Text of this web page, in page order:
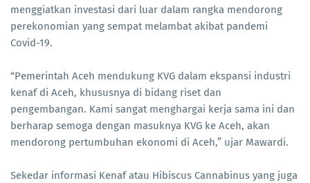
menggiatkan investasi dari luar dalam rangka mendorong
perekonomian yang sempat melambat akibat pandemi
Covid-19.
“Pemerintah Aceh mendukung KVG dalam ekspansi industri
kenaf di Aceh, khususnya di bidang riset dan
pengembangan. Kami sangat menghargai kerja sama ini dan
berharap semoga dengan masuknya KVG ke Aceh, akan
mendorong pertumbuhan ekonomi di Aceh,” ujar Mawardi.
Sekedar informasi Kenaf atau Hibiscus Cannabinus yang juga